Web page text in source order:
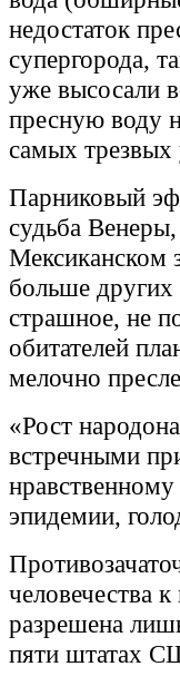
недостаток
супергорода,
уже высосали
пресную воду
самых
Парниковый
судьба
Мексиканском
больше других
страшное, не
обитателей
мелочно
«Рост
встречными
эпидемии,
человечества
разрешена
пяти штатах